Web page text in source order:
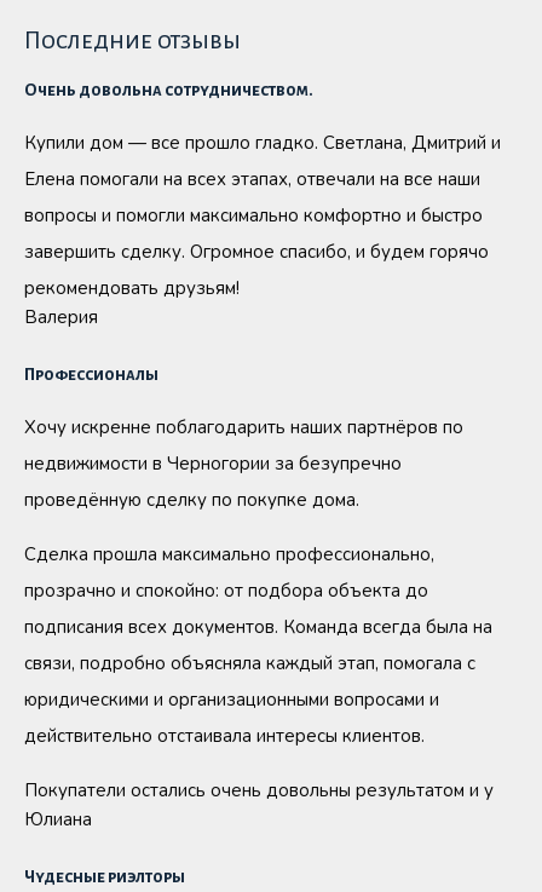
Последние отзывы
Очень довольна сотрудничеством.
Купили дом — все прошло гладко. Светлана, Дмитрий и
Елена помогали на всех этапах, отвечали на все наши
вопросы и помогли максимально комфортно и быстро
завершить сделку. Огромное спасибо, и будем горячо
рекомендовать друзьям!
Валерия
Профессионалы
Хочу искренне поблагодарить наших партнёров по
недвижимости в Черногории за безупречно
проведённую сделку по покупке дома.
Сделка прошла максимально профессионально,
прозрачно и спокойно: от подбора объекта до
подписания всех документов. Команда всегда была на
связи, подробно объясняла каждый этап, помогала с
юридическими и организационными вопросами и
действительно отстаивала интересы клиентов.
Покупатели остались очень довольны результатом и у
Юлиана
Чудесные риэлторы